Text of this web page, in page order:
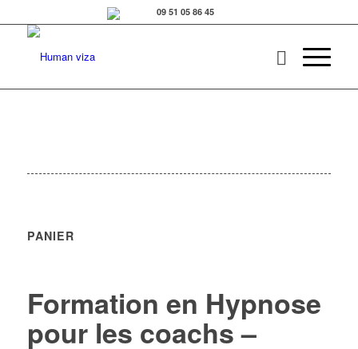
PANIER
Formation en Hypnose
pour les coachs –